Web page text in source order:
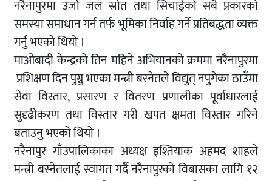
नरैनापुरमा उर्जा जल स्रोत तथा सिचाईको सबै प्रकारको
समस्या समाधान गर्न तर्फ भूमिका निर्वाह गर्ने प्रतिबद्धता व्यक्त
गर्नु भएको थियो ।
माओबादी केन्द्रको तिन महिने अभियानको क्रममा नरैनापुरमा
प्रशिक्षण दिन पुग्नु भएका मन्त्री बस्नेतले विद्युत् नपुगेका ठाउँमा
सेवा विस्तार, प्रसारण र वितरण प्रणालीका पूर्वाधारलाई
सुदृढीकरण तथा विस्तार गरी खपत क्षमता विस्तार गरिने
बताउनु भएको थियो ।
नरैनापुर गाँउपालिकाका अध्यक्ष इश्तियाक अहमद शाहले
मन्त्री बस्नेतलाई स्वागत गर्दै नरैनापुरको विबासका लागि १२